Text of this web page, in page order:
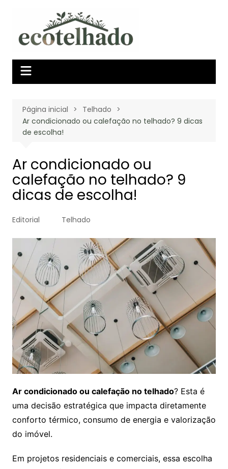
conteúdo
Página inicial
Telhado
Ar condicionado ou calefação no telhado? 9 dicas
de escolha!
Ar condicionado ou
calefação no telhado? 9
dicas de escolha!
Editorial Telhado
Ar condicionado ou calefação no telhado? Esta é
uma decisão estratégica que impacta diretamente
conforto térmico, consumo de energia e valorização
do imóvel.
Em projetos residenciais e comerciais, essa escolha